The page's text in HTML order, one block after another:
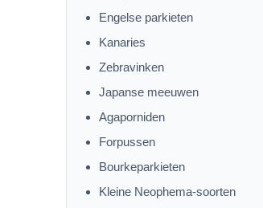
Engelse parkieten
Kanaries
Zebravinken
Japanse meeuwen
Agaporniden
Forpussen
Bourkeparkieten
Kleine Neophema-soorten